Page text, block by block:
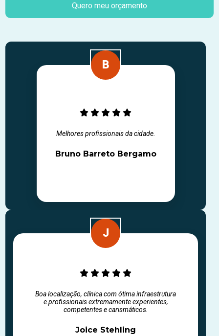
Quero meu orçamento
Melhores profissionais da cidade.
Bruno Barreto Bergamo
Boa localização, clínica com ótima infraestrutura
e profissionais extremamente experientes,
competentes e carismáticos.
Joice Stehling